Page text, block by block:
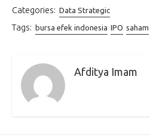
Categories: Data Strategic
Tags: bursa efek indonesia IPO saham
Afditya Imam